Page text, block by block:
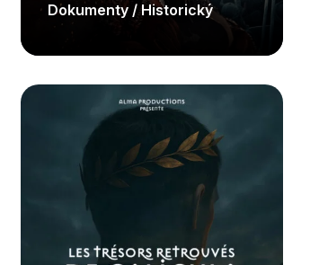
Dokumenty / Historický